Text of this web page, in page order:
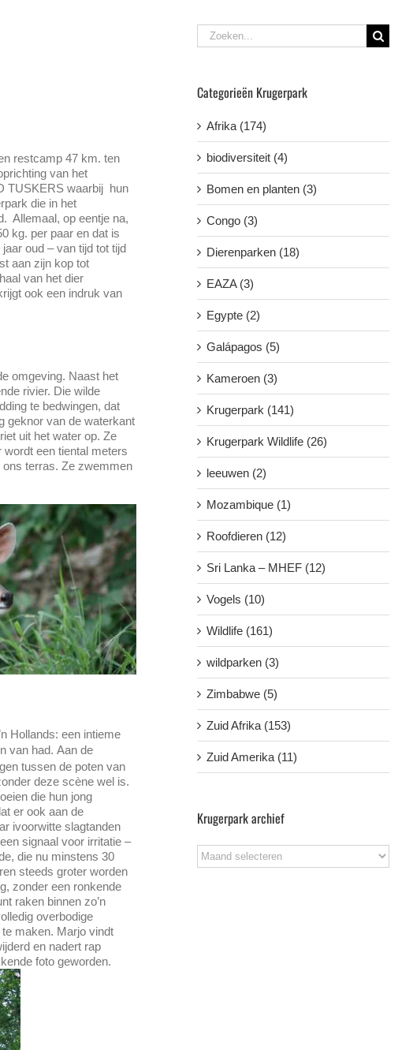
restcamp 47 km. ten
van het
TUSKERS waarbij hun
die in het
Allemaal, op eentje na,
kg. per paar en dat is
oud – van tijd tot tijd
aan zijn kop tot
van het dier
ook een indruk van
omgeving. Naast het
rivier. Die wilde
te bedwingen, dat
geknor van de waterkant
uit het water op. Ze
een tiental meters
terras. Ze zwemmen
Hollands: een intieme
van had. Aan de
tussen de poten van
deze scène wel is.
die hun jong
er ook aan de
ivoorwitte slagtanden
signaal voor irritatie –
die nu minstens 30
steeds groter worden
zonder een ronkende
raken binnen zo’n
overbodige
maken. Marjo vindt
en nadert rap
foto geworden.
Zoeken
naar:
Categorieën Krugerpark
Afrika (174)
biodiversiteit (4)
Bomen en planten (3)
Congo (3)
Dierenparken (18)
EAZA (3)
Egypte (2)
Galápagos (5)
Kameroen (3)
Krugerpark (141)
Krugerpark Wildlife (26)
leeuwen (2)
Mozambique (1)
Roofdieren (12)
Sri Lanka – MHEF (12)
Vogels (10)
Wildlife (161)
wildparken (3)
Zimbabwe (5)
Zuid Afrika (153)
Zuid Amerika (11)
Krugerpark archief
Krugerpark
archief